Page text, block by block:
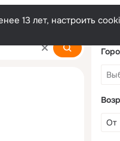
13 лет, настроить